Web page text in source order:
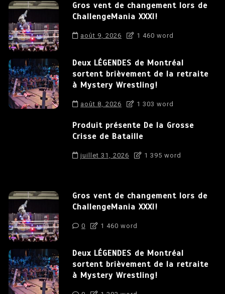
Gros vent de changement lors de
ChallengeMania XXXI!
août 9, 2026 1 460 word
Deux LÉGENDES de Montréal
sortent brièvement de la retraite
à Mystery Wrestling!
août 8, 2026 1 303 word
Produit présente De la Grosse
Crisse de Bataille
juillet 31, 2026 1 395 word
Gros vent de changement lors de
ChallengeMania XXXI!
0 1 460 word
Deux LÉGENDES de Montréal
sortent brièvement de la retraite
à Mystery Wrestling!